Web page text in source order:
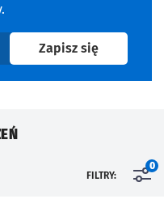
Zapisz sięna
FILTRY:
0